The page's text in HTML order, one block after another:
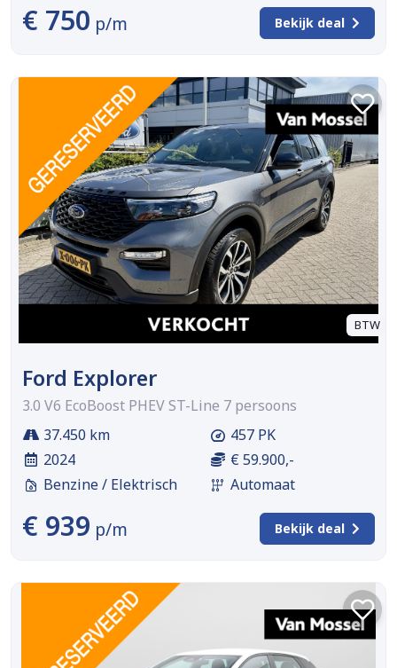
€ 750 p/m Bekijk deal
BTW
Ford Explorer
3.0 V6 EcoBoost PHEV ST-Line 7 persoons
37.450 km
2024
Benzine / Elektrisch
457 PK
€ 59.900,-
Automaat
€ 939 p/m Bekijk deal